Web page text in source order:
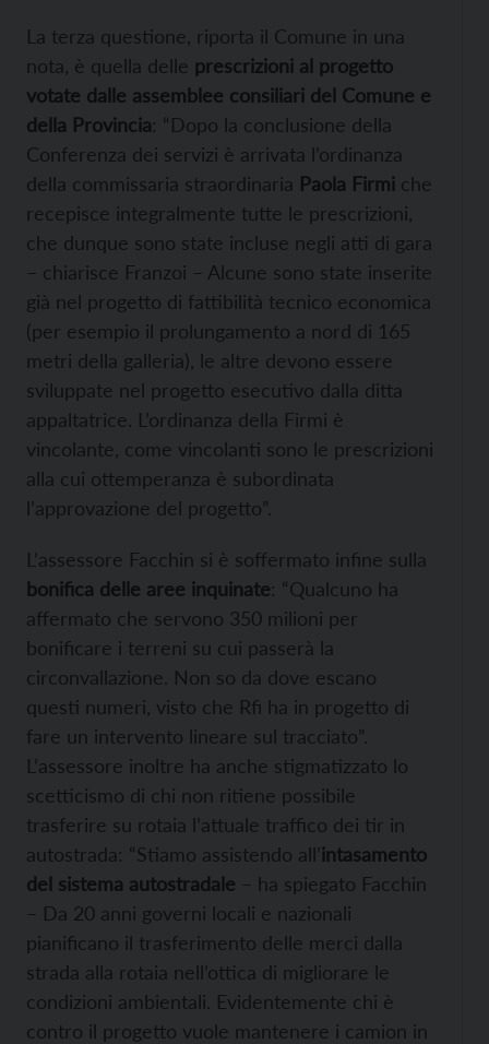
La terza questione, riporta il Comune in una
nota, è quella delle prescrizioni al progetto
votate dalle assemblee consiliari del Comune e
della Provincia: “Dopo la conclusione della
Conferenza dei servizi è arrivata l’ordinanza
della commissaria straordinaria Paola Firmi che
recepisce integralmente tutte le prescrizioni,
che dunque sono state incluse negli atti di gara
– chiarisce Franzoi – Alcune sono state inserite
già nel progetto di fattibilità tecnico economica
(per esempio il prolungamento a nord di 165
metri della galleria), le altre devono essere
sviluppate nel progetto esecutivo dalla ditta
appaltatrice. L’ordinanza della Firmi è
vincolante, come vincolanti sono le prescrizioni
alla cui ottemperanza è subordinata
l’approvazione del progetto”.
L’assessore Facchin si è soffermato infine sulla
bonifica delle aree inquinate: “Qualcuno ha
affermato che servono 350 milioni per
bonificare i terreni su cui passerà la
circonvallazione. Non so da dove escano
questi numeri, visto che Rfi ha in progetto di
fare un intervento lineare sul tracciato”.
L’assessore inoltre ha anche stigmatizzato lo
scetticismo di chi non ritiene possibile
trasferire su rotaia l’attuale traffico dei tir in
autostrada: “Stiamo assistendo all’intasamento
del sistema autostradale – ha spiegato Facchin
– Da 20 anni governi locali e nazionali
pianificano il trasferimento delle merci dalla
strada alla rotaia nell’ottica di migliorare le
condizioni ambientali. Evidentemente chi è
contro il progetto vuole mantenere i camion in